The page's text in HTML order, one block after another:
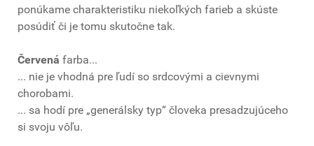
ponúkame charakteristiku niekoľkých farieb a skúste
posúdiť či je tomu skutočne tak.
Červená farba...
... nie je vhodná pre ľudí so srdcovými a cievnymi
chorobami.
... sa hodí pre „generálsky typ“ človeka presadzujúceho
si svoju vôľu.